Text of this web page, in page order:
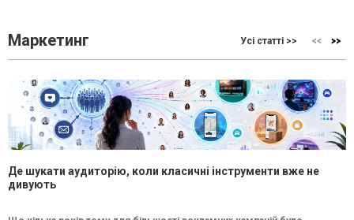
Маркетинг Усі статті >>
Де шукати аудиторію, коли класичні інструменти вже не
дивують